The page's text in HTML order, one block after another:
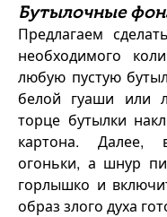
Бутылочные
Предлагаем
необходимого
любую пустую
белой гуаши или
торце бутылки
картона. Далее,
огоньки, а шнур
горлышко и
образ злого духа